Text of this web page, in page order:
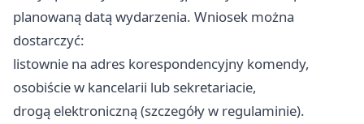
planowaną datą wydarzenia. Wniosek można
dostarczyć:
listownie na adres korespondencyjny komendy,
osobiście w kancelarii lub sekretariacie,
drogą elektroniczną (szczegóły w regulaminie).